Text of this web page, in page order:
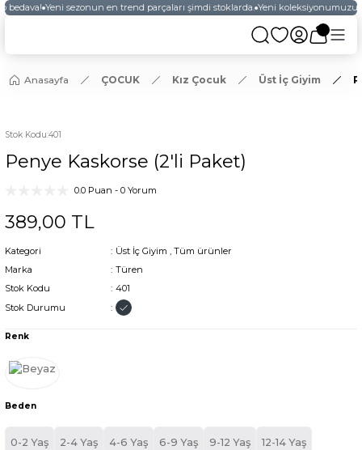
bedava! Yeni sezonun en trend parçaları şimdi stoklarda. Yeni koleksiyonumuzu
Anasayfa ÇOCUK Kız Çocuk Üst İç Giyim
Stok Kodu:401
Penye Kaskorse (2'li Paket)
0.0 Puan - 0 Yorum
389,00 TL
Kategori Üst İç Giyim , Tüm ürünler
Marka
Türen
Stok Kodu
401
Stok Durumu
Renk
Beden
0-2 Yaş 2-4 Yaş 4-6 Yaş 6-9 Yaş 9-12 Yaş 12-14 Yaş